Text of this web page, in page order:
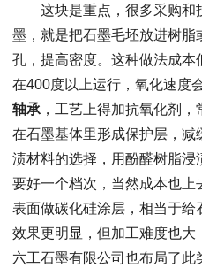
这块是重点，很多采购和
墨，就是把石墨毛坯放进树脂
孔，提高密度。这种做法成本
在400度以上运行，氧化速度
轴承，工艺上得加抗氧化剂，
在石墨基体里形成保护层，
渍材料的选择，用酚醛树脂
要好一个档次，当然成本也
表面做碳化硅涂层，相当于
效果更明显，但加工难度也
六工石墨有限公司也布局了